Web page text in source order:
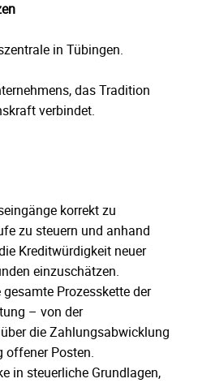
in Tübingen.
das Tradition
verbindet.
korrekt zu
zu steuern und anhand
Kreditwürdigkeit neuer
einzuschätzen.
Prozesskette der
– von der
die Zahlungsabwicklung
offener Posten.
in steuerliche Grundlagen,